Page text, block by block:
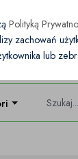
Polityką
zachowań
lub